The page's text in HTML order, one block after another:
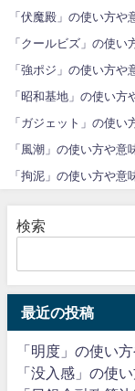
「伏魔殿」の使い方や
「クールビズ」の使い
「強ポジ」の使い方や
「昭和基地」の使い方
「ガジェット」の使い
「風潮」の使い方や意
「拘泥」の使い方や意
検索
最近の投稿
「明度」の使い
「没入感」の使